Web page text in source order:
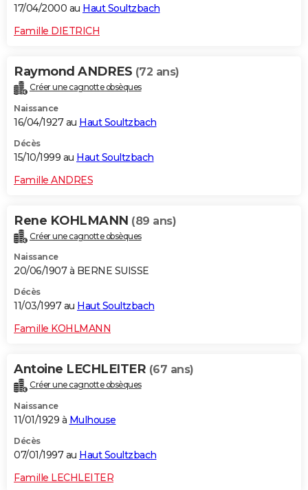
17/04/2000 au Haut Soultzbach
Famille DIETRICH
Raymond ANDRES (72 ans)
Créer une cagnotte obsèques
Naissance
16/04/1927 au Haut Soultzbach
Décès
15/10/1999 au Haut Soultzbach
Famille ANDRES
Rene KOHLMANN (89 ans)
Créer une cagnotte obsèques
Naissance
20/06/1907 à BERNE SUISSE
Décès
11/03/1997 au Haut Soultzbach
Famille KOHLMANN
Antoine LECHLEITER (67 ans)
Créer une cagnotte obsèques
Naissance
11/01/1929 à Mulhouse
Décès
07/01/1997 au Haut Soultzbach
Famille LECHLEITER